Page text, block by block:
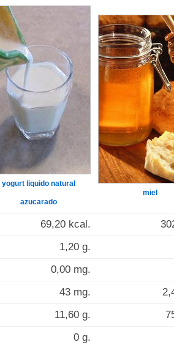
yogurt liquido natural
azucarado
miel
69,20 kcal.
1,20 g.
0,00 mg.
43 mg.
11,60 g.
0 g.